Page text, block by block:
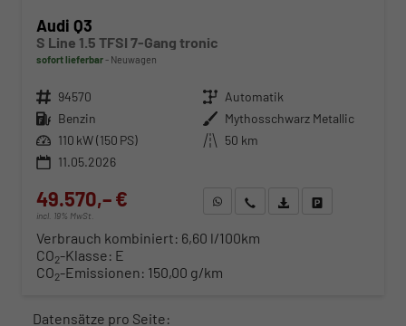
Audi Q3
S Line 1.5 TFSI 7-Gang tronic
sofort lieferbar Neuwagen
Fahrzeugnr. 94570 Getriebe Automatik
Kraftstoff Benzin Außenfarbe Mythosschwarz Metallic
Leistung 110 kW (150 PS) Kilometerstand 50 km
11.05.2026
49.570,– €
incl. 19% MwSt.
WhatsApp anfragen
Wir rufen Sie anFahrzeugexposé (PDF)
Verbrauch kombiniert: 6,60 l/100km
CO2-Klasse: E
CO2-Emissionen: 150,00 g/km
Datensätze pro Seite: